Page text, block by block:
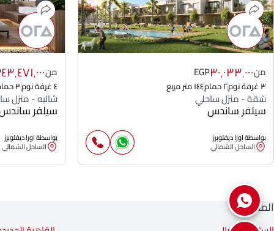
من٣٠٬٠٣٣٬٠٠٠EGP
٣ غرفة نوم ٢ حمام ١٤٤ متر مربع
شقة - منزل ساحلي
سيلفر ساندس
بواسطة اورا ديفلوبرز
الساحل الشمالي
من٤٣٬٤٧١٬٠٠٠
٤ غرفة نوم ٣ حمام
شاليه - منزل
سيلفر
بواسطة اورا ديفلوبرز
الساحل الشمالي
المناطق